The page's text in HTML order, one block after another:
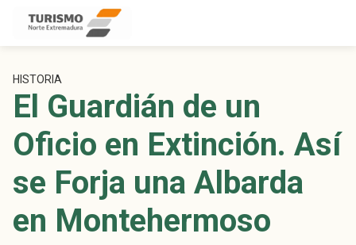
content
HISTORIA
El Guardián de un
Oficio en Extinción. Así
se Forja una Albarda
en Montehermoso